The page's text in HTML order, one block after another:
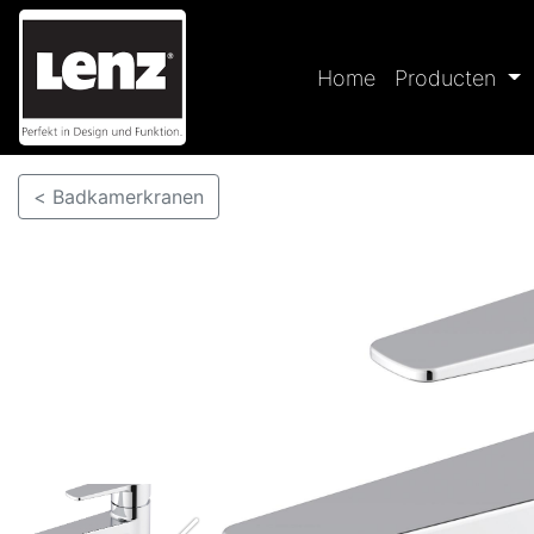
Home Producten
< Badkamerkranen